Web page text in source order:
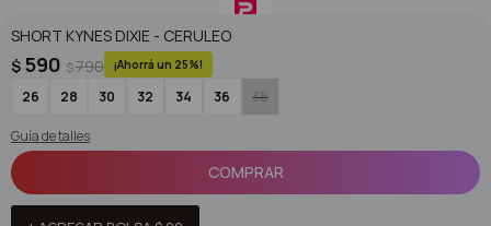
SHORT KYNES DIXIE - CERULEO
$ 590 $790 25
26 28 30 32 34 36 38
Guía de talles
COMPRAR
© Copyright 2026 / Superoutlet / FORTER S.A Rut 213720560017